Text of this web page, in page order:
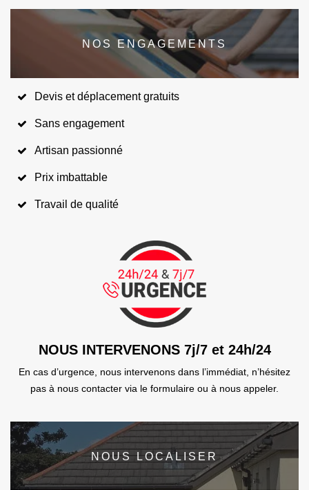
NOS ENGAGEMENTS
Devis et déplacement gratuits
Sans engagement
Artisan passionné
Prix imbattable
Travail de qualité
NOUS INTERVENONS 7j/7 et 24h/24
En cas d’urgence, nous intervenons dans l’immédiat, n’hésitez
pas à nous contacter via le formulaire ou à nous appeler.
NOUS LOCALISER